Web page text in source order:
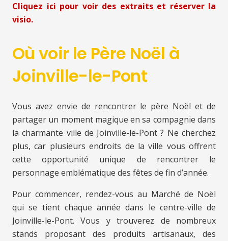
Cliquez ici pour voir des extraits et réserver la
visio.
Où voir le Père Noël à
Joinville-le-Pont
Vous avez envie de rencontrer le père Noël et de
partager un moment magique en sa compagnie dans
la charmante ville de Joinville-le-Pont ? Ne cherchez
plus, car plusieurs endroits de la ville vous offrent
cette opportunité unique de rencontrer le
personnage emblématique des fêtes de fin d’année.
Pour commencer, rendez-vous au Marché de Noël
qui se tient chaque année dans le centre-ville de
Joinville-le-Pont. Vous y trouverez de nombreux
stands proposant des produits artisanaux, des